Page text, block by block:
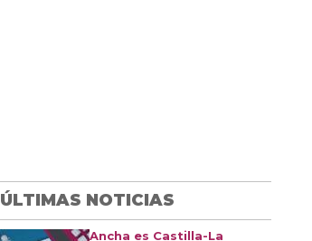
ÚLTIMAS NOTICIAS
Ancha es Castilla-La